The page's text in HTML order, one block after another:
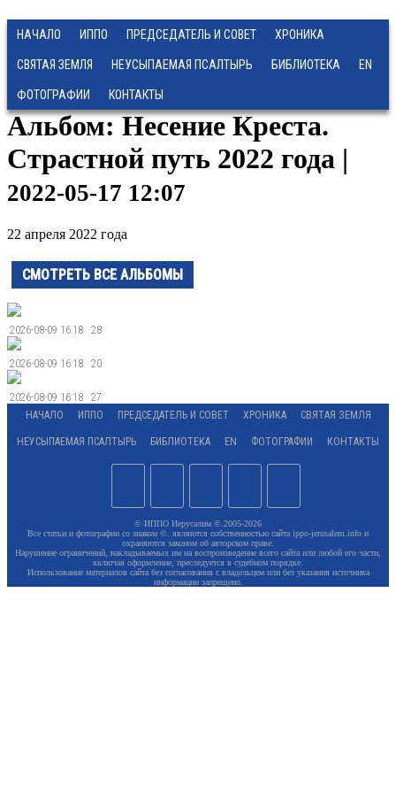
НАЧАЛО ИППО ПРЕДСЕДАТЕЛЬ И СОВЕТ ХРОНИКА
СВЯТАЯ ЗЕМЛЯ НЕУСЫПАЕМАЯ ПСАЛТЫРЬ БИБЛИОТЕКА EN
ФОТОГРАФИИ КОНТАКТЫ
Альбом: Несение Креста.
Страстной путь 2022 года |
2022-05-17 12:07
22 апреля 2022 года
СМОТРЕТЬ ВСЕ АЛЬБОМЫ
2026-08-09 16:18 28
2026-08-09 16:18 20
2026-08-09 16:18
27
НАЧАЛО
ИППО ПРЕДСЕДАТЕЛЬ И СОВЕТ ХРОНИКА СВЯТАЯ ЗЕМЛЯ
НЕУСЫПАЕМАЯ ПСАЛТЫРЬ БИБЛИОТЕКА EN ФОТОГРАФИИ КОНТАКТЫ
© ИППО Иерусалим ©.2005-2026
Все статьи и фотографии со знаком ©. являются собственностью сайта ippo-jerusalem.info и
охраняются законом об авторском праве.
Нарушение ограничений, накладываемых им на воспроизведение всего сайта или любой его части,
включая оформление, преследуется в судебном порядке.
Использование материалов сайта без согласования с владельцем или без указания источника
информации запрещено.